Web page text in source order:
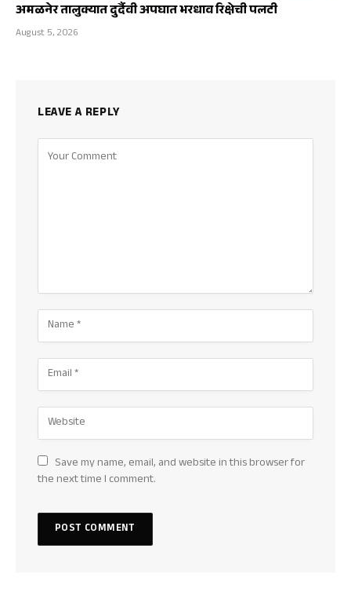
अमळनेर तालुक्यात दुर्दैवी अपघात भरधाव रिक्षेची पलटी
August 5, 2026
LEAVE A REPLY
Save my name, email, and website in this browser for
the next time I comment.